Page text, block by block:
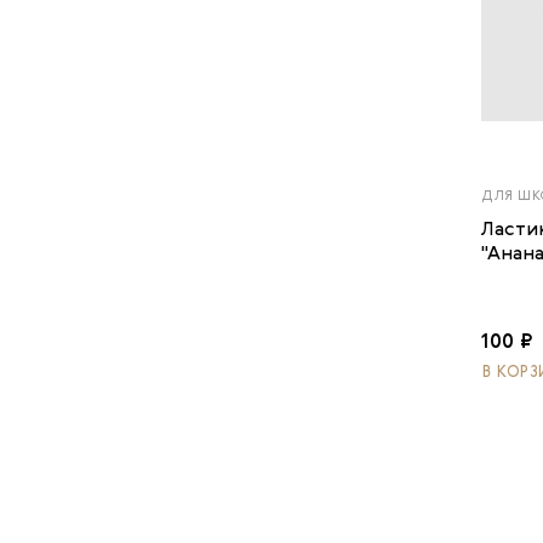
ДЛЯ
100 ₽
В